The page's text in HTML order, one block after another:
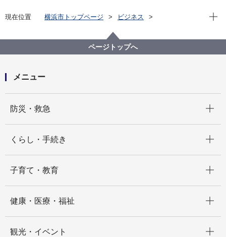
現在位置 横浜市トップページ
ビジネス
建築関連手続・法令・許認可
建築に関する条例・規則等
横浜市建築基準法施行細則の一部改正について（意見
現在
ページトップへ
メニュー
防災・救急
くらし・手続き
子育て・教育
健康・医療・福祉
観光・イベント